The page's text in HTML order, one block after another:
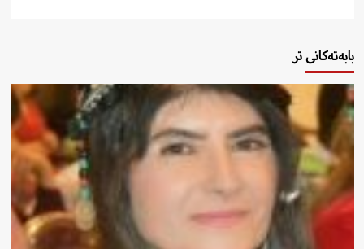
بابەتەکانی تر